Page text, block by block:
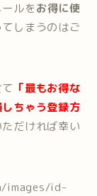
ルをお得に使
しまうのはご
「最もお得な
しちゃう登録方
だければ幸い
images/id-